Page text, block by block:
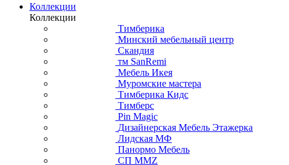
Коллекции
Коллекции
Тимберика
Минский мебельный центр
Скандия
тм SanRemi
Мебель Икея
Муромские мастера
Тимберика Кидс
Тимберс
Pin Magic
Дизайнерская Мебель Этажерка
Лидская МФ
Панормо Мебель
СП ММZ